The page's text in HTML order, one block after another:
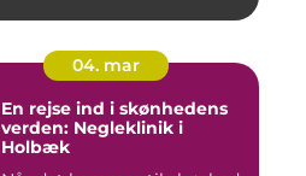
04. mar
En rejse ind i skønhedens
verden: Negleklinik i
Holbæk